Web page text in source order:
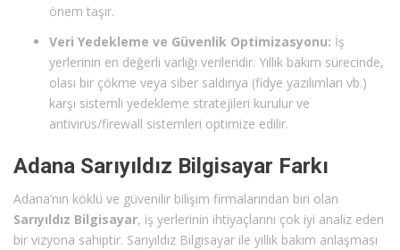
önem taşır.
Veri Yedekleme ve Güvenlik Optimizasyonu: İş
yerlerinin en değerli varlığı verileridir. Yıllık bakım sürecinde,
olası bir çökme veya siber saldırıya (fidye yazılımları vb.)
karşı sistemli yedekleme stratejileri kurulur ve
antivirüs/firewall sistemleri optimize edilir.
Adana Sarıyıldız Bilgisayar Farkı
Adana’nın köklü ve güvenilir bilişim firmalarından biri olan
Sarıyıldız Bilgisayar, iş yerlerinin ihtiyaçlarını çok iyi analiz eden
bir vizyona sahiptir. Sarıyıldız Bilgisayar ile yıllık bakım anlaşması